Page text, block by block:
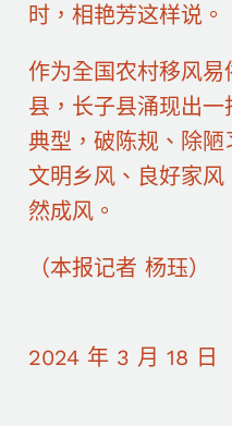
时，相艳芳这样说。
作为全国农村移风
县，长子县涌现出
典型，破陈规、除陋
文明乡风、良好家
然成风。
（本报记者 杨珏）
2024 年 3 月 18 日